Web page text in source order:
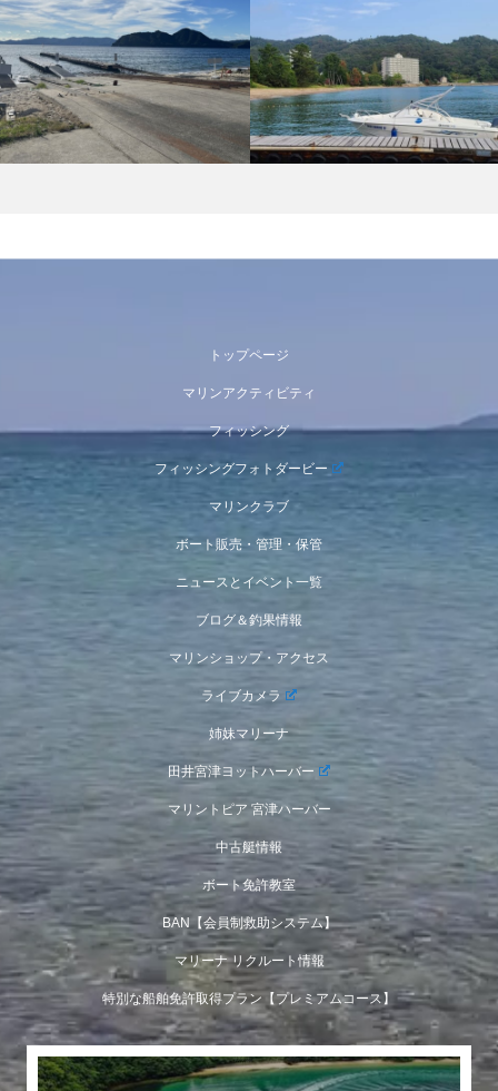
トップページ
マリンアクティビティ
フィッシング
フィッシングフォトダービー
マリンクラブ
ボート販売・管理・保管
ニュースとイベント一覧
ブログ＆釣果情報
マリンショップ・アクセス
ライブカメラ
姉妹マリーナ
田井宮津ヨットハーバー
マリントピア 宮津ハーバー
中古艇情報
ボート免許教室
BAN【会員制救助システム】
マリーナ リクルート情報
特別な船舶免許取得プラン【プレミアムコース】